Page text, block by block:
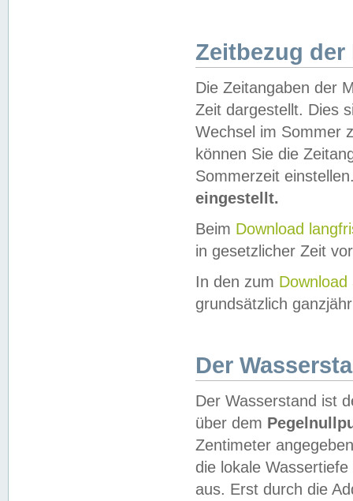
Zeitbezug der
Die Zeitangaben der
Zeit dargestellt. Dies
Wechsel im Sommer
können Sie die
Sommerzeit
eingestellt.
Beim Download
in gesetzlicher Zeit
In den zum Download
grundsätzlich
Der
Der Wasserstand ist
über dem
Zentimeter
die lokale
aus. Erst durch die